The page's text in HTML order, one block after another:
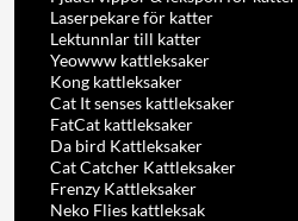
Laserpekare för katter
Lektunnlar till katter
Yeowww kattleksaker
Kong kattleksaker
Cat It senses kattleksaker
FatCat kattleksaker
Da bird Kattleksaker
Cat Catcher Kattleksaker
Frenzy Kattleksaker
Neko Flies kattleksak